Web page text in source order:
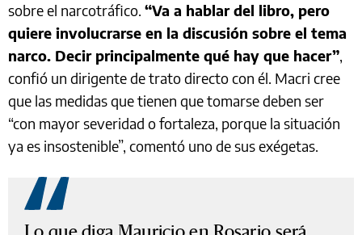
sobre el narcotráfico. “Va a hablar del libro, pero
quiere involucrarse en la discusión sobre el tema
narco. Decir principalmente qué hay que hacer”,
confió un dirigente de trato directo con él. Macri cree
que las medidas que tienen que tomarse deben ser
“con mayor severidad o fortaleza, porque la situación
ya es insostenible”, comentó uno de sus exégetas.